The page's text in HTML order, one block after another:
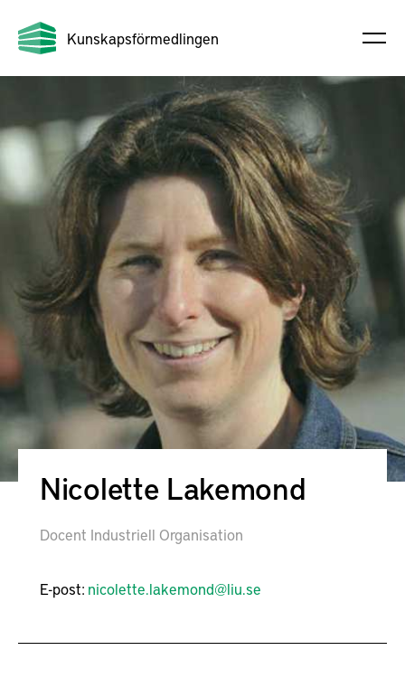
Kunskapsförmedlingen
Nicolette Lakemond
Docent Industriell Organisation
E-post: nicolette.lakemond@liu.se